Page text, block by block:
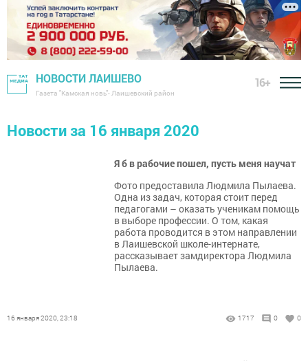
НОВОСТИ ЛАИШЕВО
Газета "Камская новь"- Лаишевский район
16+
Новости за 16 января 2020
Я б в рабочие пошел, пусть меня научат
Фото предоставила Людмила Пылаева.
Одна из задач, которая стоит перед
педагогами – оказать ученикам помощь
в выборе профессии. О том, какая
работа проводится в этом направлении
в Лаишевской школе-интернате,
рассказывает замдиректора Людмила
Пылаева.
16 января 2020, 23:18 1717 0 0